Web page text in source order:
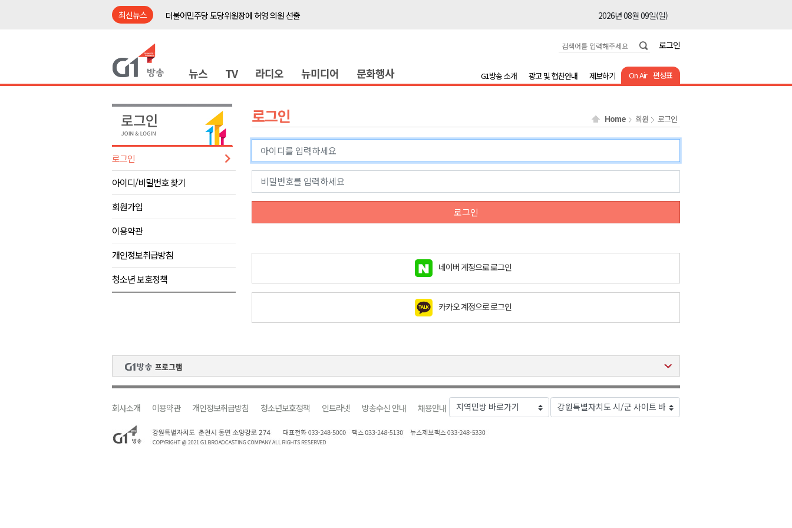
최신뉴스
더불어민주당 도당위원장에 허영 의원 선출
2026년 08월 09일(일)
2026년 08월 09일(일)
동해안 이안류..지자체 대응 강화
2026년 08월 09일(일)
강원도 반려동물지원센터, 참여형 프로그램 신설
평창 전지훈련 성지..선수들 구슬땀
2026년 08월 09일(일)
동해시, 어르신병원동행서비스 확대 운영
원주환경청, 비산배출시설 미신고 사업장 점검
2026년 08월 09일(일)
민주당 순회경선 합동연설회..강원 표심은
더불어민주당 도당위원장에 허영 의원 선출
2026년 08월 09일(일)
수족구병 원인 바이러스 급증..위생 주의 당부
2026년 08월 09일(일)
춘천 돈사 화재..평창 교통사고 4명 경상
동해안 이안류..지자체 대응 강화
원주시, 지역첨단의료복합단지 지정 준비 본격화
원주환경청, 비산배출시설 미신고 사업장 점검
2026년 08월 09일(일)
로그인
뉴스 TV 라디오 뉴미디어 문화행사 On Air 편성표
G1방송 소개 광고 및 협찬안내 제보하기
로그인
아이디/비밀번호 찾기
회원가입
이용약관
개인정보취급방침
청소년 보호정책
로그인 Home 회원 로그인
로그인
네이버 계정으로 로그인
카카오 계정으로 로그인
회사소개 이용약관 개인정보취급방침 청소년보호정책 인트라넷 방송수신 안내 채용안내